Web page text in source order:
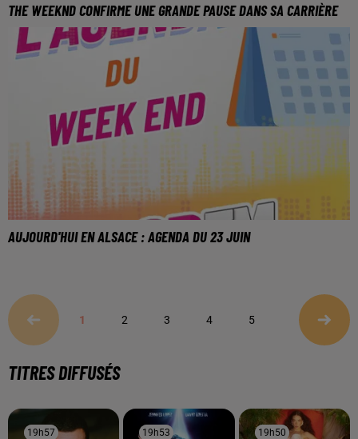
THE WEEKND CONFIRME UNE GRANDE PAUSE DANS SA CARRIÈRE
AUJOURD'HUI EN ALSACE : AGENDA DU 23 JUIN
1 2 3 4 5
TITRES DIFFUSÉS
19h57
19h57 19h53
19h53 19h50
19h50